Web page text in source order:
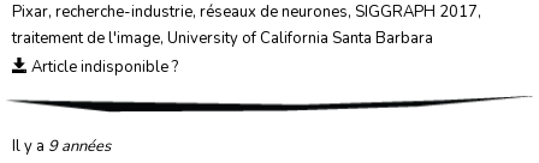
Pixar, recherche-industrie, réseaux de neurones, SIGGRAPH 2017,
traitement de l'image, University of California Santa Barbara
Article indisponible ?
Il y a 9 années